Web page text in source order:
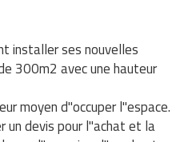
installer ses nouvelles
300m2 avec une hauteur
moyen d"occuper l"espace.
un devis pour l"achat et la